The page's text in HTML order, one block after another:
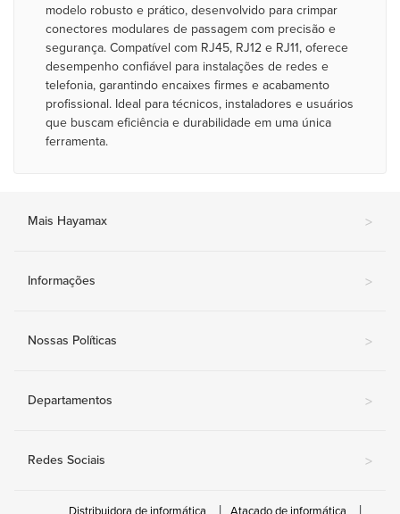
modelo robusto e prático, desenvolvido para crimpar
conectores modulares de passagem com precisão e
segurança. Compatível com RJ45, RJ12 e RJ11, oferece
desempenho confiável para instalações de redes e
telefonia, garantindo encaixes firmes e acabamento
profissional. Ideal para técnicos, instaladores e usuários
que buscam eficiência e durabilidade em uma única
ferramenta.
Mais Hayamax >
Informações >
Nossas Políticas >
Departamentos >
Redes Sociais >